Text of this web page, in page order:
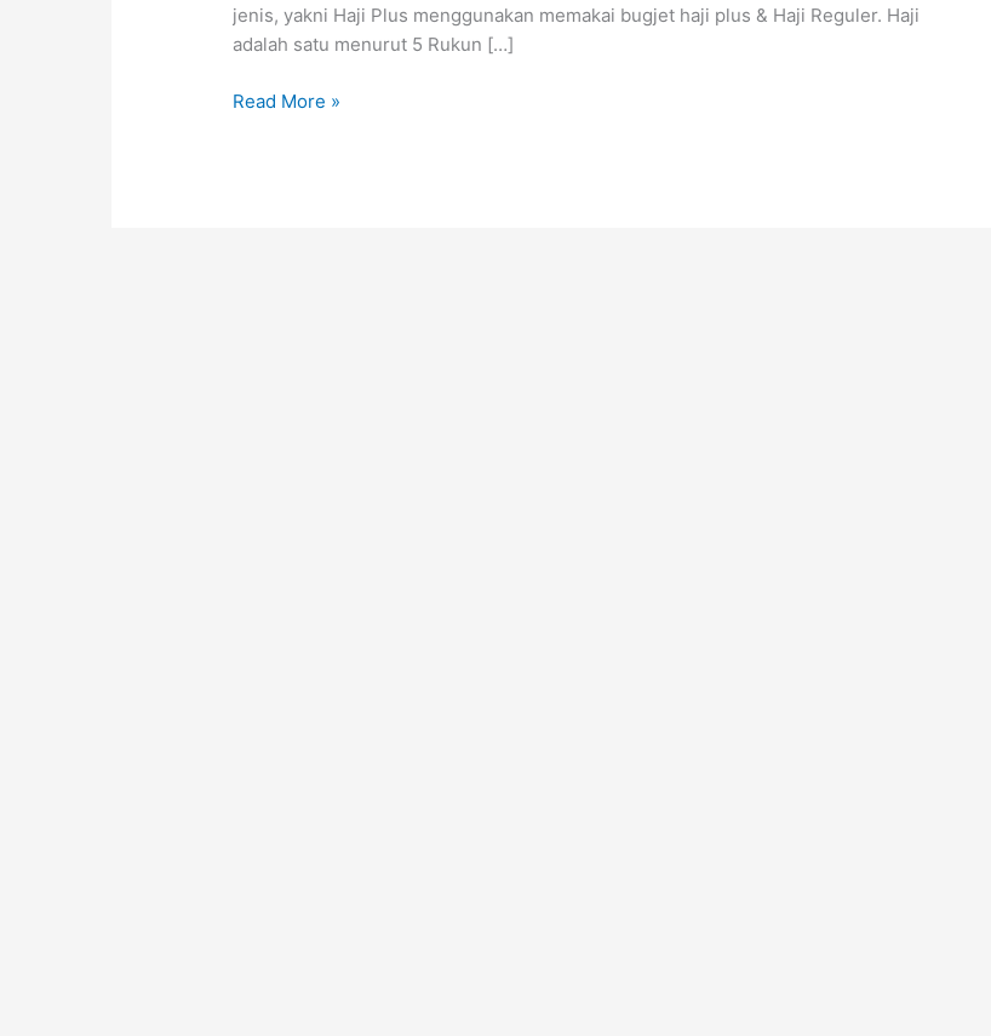
jenis, yakni Haji Plus menggunakan memakai bugjet haji plus & Haji Reguler. Haji
adalah satu menurut 5 Rukun […]
Read More »